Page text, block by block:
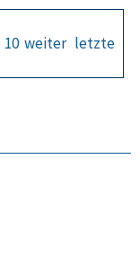
10 weiter letzte